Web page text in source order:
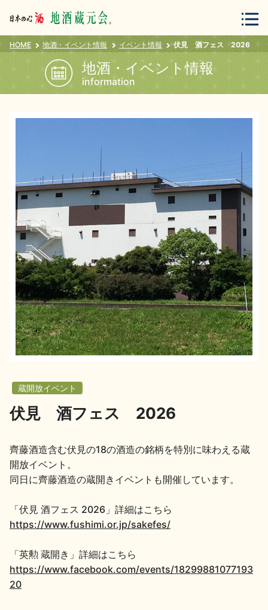
会員登録 ログイン
蔵元紀行 地酒カタログ
地酒用語集 地酒解体新書
お楽しみコンテンツ
歳時記
地酒川柳
HOME 地酒・イベント情報 イベント情報 伏見 酒フェス 2026
地酒・イベント情報
information
蔵開放イベント
伏見 酒フェス 2026
齊藤酒造含む伏見の18の酒造の銘柄を特別に味わえる蔵
開放イベント。
同日に齊藤酒造の蔵開きイベントも開催しています。
「伏見 酒フェス 2026」詳細はこちら
https://www.fushimi.or.jp/sakefes/
「英勲 蔵開き」詳細はこちら
https://www.facebook.com/events/18299881077193
20